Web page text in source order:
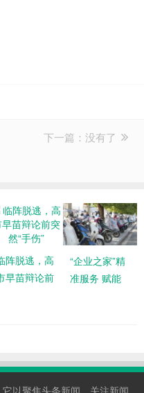
下一篇：没有了
阵脱逃，高
早苗辩论前
“企业之家”精
准服务 赋能
以聚焦头条新闻，关注新闻